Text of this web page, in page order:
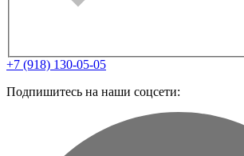
+7 (918) 130-05-05
Подпишитесь на наши соцсети: